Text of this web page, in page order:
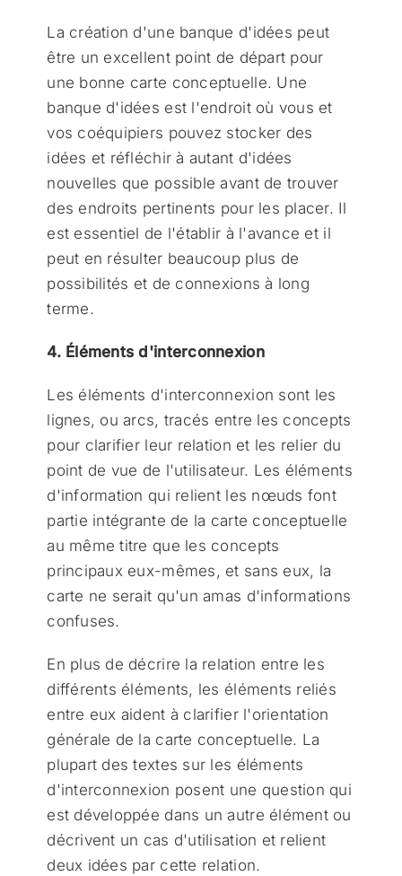
La création d'une banque d'idées peut
être un excellent point de départ pour
une bonne carte conceptuelle. Une
banque d'idées est l'endroit où vous et
vos coéquipiers pouvez stocker des
idées et réfléchir à autant d'idées
nouvelles que possible avant de trouver
des endroits pertinents pour les placer. Il
est essentiel de l'établir à l'avance et il
peut en résulter beaucoup plus de
possibilités et de connexions à long
terme.
4. Éléments d'interconnexion
Les éléments d'interconnexion sont les
lignes, ou arcs, tracés entre les concepts
pour clarifier leur relation et les relier du
point de vue de l'utilisateur. Les éléments
d'information qui relient les nœuds font
partie intégrante de la carte conceptuelle
au même titre que les concepts
principaux eux-mêmes, et sans eux, la
carte ne serait qu'un amas d'informations
confuses.
En plus de décrire la relation entre les
différents éléments, les éléments reliés
entre eux aident à clarifier l'orientation
générale de la carte conceptuelle. La
plupart des textes sur les éléments
d'interconnexion posent une question qui
est développée dans un autre élément ou
décrivent un cas d'utilisation et relient
deux idées par cette relation.